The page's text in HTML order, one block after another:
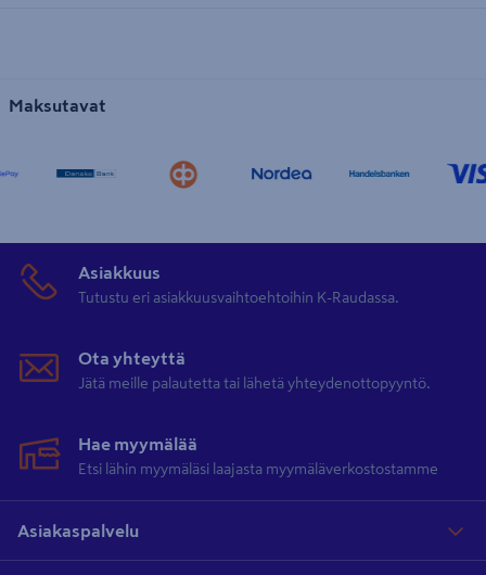
Maksutavat
Asiakkuus
Tutustu eri asiakkuusvaihtoehtoihin K-Raudassa.
Ota yhteyttä
Jätä meille palautetta tai lähetä yhteydenottopyyntö.
Hae myymälää
Etsi lähin myymäläsi laajasta myymäläverkostostamme
Asiakaspalvelu